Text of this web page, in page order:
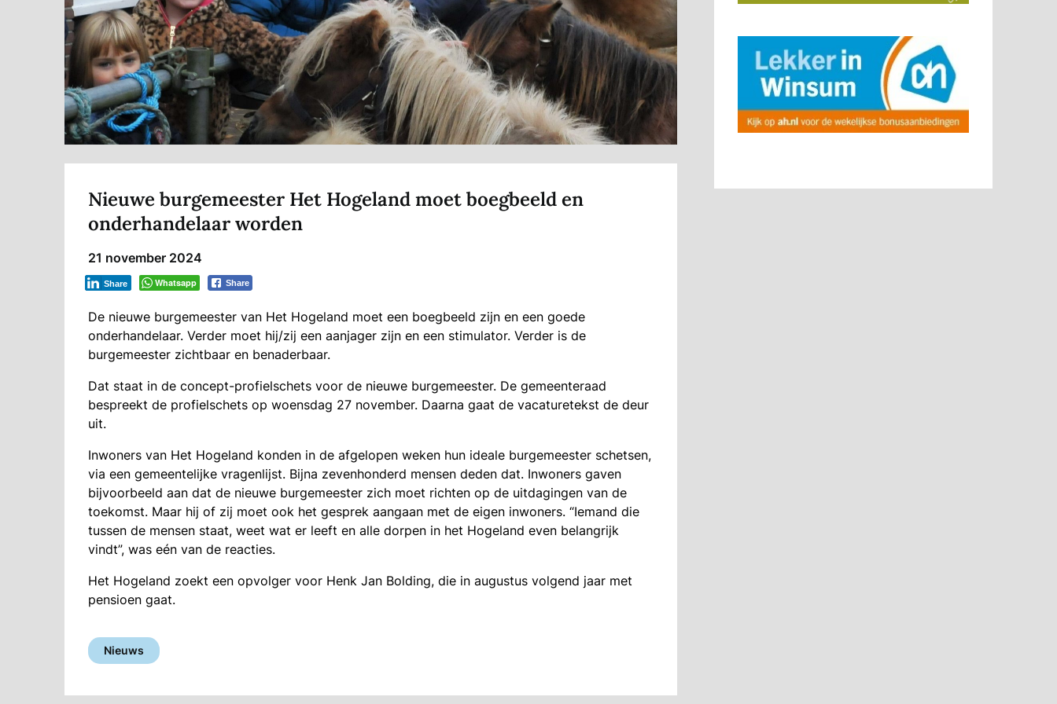
Nieuwe burgemeester Het Hogeland moet boegbeeld en
onderhandelaar worden
21 november 2024
Whatsapp Share
Share
De nieuwe burgemeester van Het Hogeland moet een boegbeeld zijn en een goede
onderhandelaar. Verder moet hij/zij een aanjager zijn en een stimulator. Verder is de
burgemeester zichtbaar en benaderbaar.
Dat staat in de concept-profielschets voor de nieuwe burgemeester. De gemeenteraad
bespreekt de profielschets op woensdag 27 november. Daarna gaat de vacaturetekst de deur
uit.
Inwoners van Het Hogeland konden in de afgelopen weken hun ideale burgemeester schetsen,
via een gemeentelijke vragenlijst. Bijna zevenhonderd mensen deden dat. Inwoners gaven
bijvoorbeeld aan dat de nieuwe burgemeester zich moet richten op de uitdagingen van de
toekomst. Maar hij of zij moet ook het gesprek aangaan met de eigen inwoners. “Iemand die
tussen de mensen staat, weet wat er leeft en alle dorpen in het Hogeland even belangrijk
vindt”, was eén van de reacties.
Het Hogeland zoekt een opvolger voor Henk Jan Bolding, die in augustus volgend jaar met
pensioen gaat.
Nieuws